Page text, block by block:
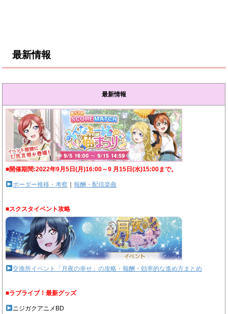
最新情報
最新情報
■開催期間:2022年9月5日(月)16:00～9 月15日(水)15:00まで。
ボーダー推移・考察 ｜報酬・配信楽曲
■スクスタイベント攻略
交換所イベント「月夜の幸せ」の攻略・報酬・効率的な進め方まとめ
■ラブライブ！最新グッズ
ニジガクアニメBD